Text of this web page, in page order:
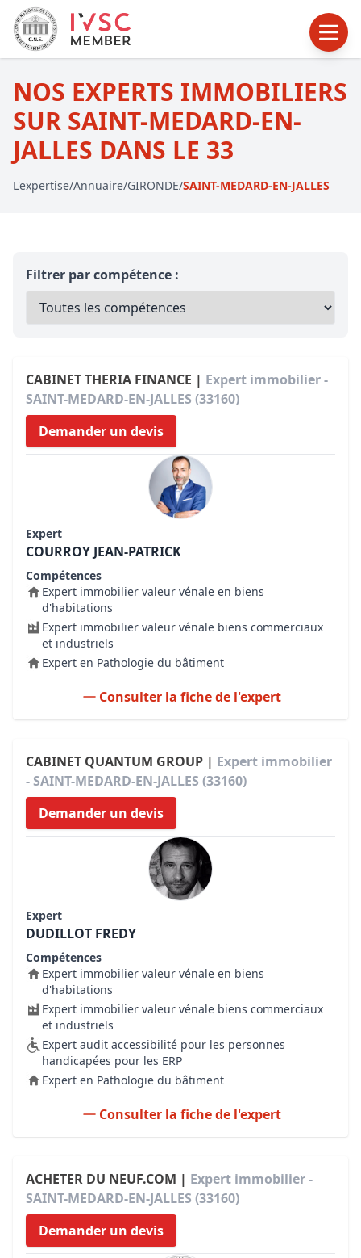
NOS EXPERTS IMMOBILIERS
SUR SAINT-MEDARD-EN-
JALLES DANS LE 33
L'expertise/Annuaire/GIRONDE/SAINT-MEDARD-EN-JALLES
Filtrer par compétence :
CABINET THERIA FINANCE | Expert immobilier -
SAINT-MEDARD-EN-JALLES (33160)
Demander un devis
Expert
COURROY JEAN-PATRICK
Compétences
Expert immobilier valeur vénale en biens
d'habitations
Expert immobilier valeur vénale biens commerciaux
et industriels
Expert en Pathologie du bâtiment
Consulter la fiche de l'expert
CABINET QUANTUM GROUP | Expert immobilier
- SAINT-MEDARD-EN-JALLES (33160)
Demander un devis
Expert
DUDILLOT FREDY
Compétences
Expert immobilier valeur vénale en biens
d'habitations
Expert immobilier valeur vénale biens commerciaux
et industriels
Expert audit accessibilité pour les personnes
handicapées pour les ERP
Expert en Pathologie du bâtiment
Consulter la fiche de l'expert
ACHETER DU NEUF.COM | Expert immobilier -
SAINT-MEDARD-EN-JALLES (33160)
Demander un devis